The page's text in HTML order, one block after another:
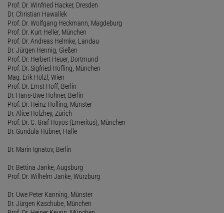
Prof. Dr. Winfried Hacker, Dresden
Dr. Christian Hawallek
Prof. Dr. Wolfgang Heckmann, Magdeburg
Prof. Dr. Kurt Heller, München
Prof. Dr. Andreas Helmke, Landau
Dr. Jürgen Hennig, Gießen
Prof. Dr. Herbert Heuer, Dortmund
Prof. Dr. Sigfried Höfling, München
Mag. Erik Hölzl, Wien
Prof. Dr. Ernst Hoff, Berlin
Dr. Hans-Uwe Hohner, Berlin
Prof. Dr. Heinz Holling, Münster
Dr. Alice Holzhey, Zürich
Prof. Dr. C. Graf Hoyos (Emeritus), München
Dr. Gundula Hübner, Halle
Dr. Marin Ignatov, Berlin
Dr. Bettina Janke, Augsburg
Prof. Dr. Wilhelm Janke, Würzburg
Dr. Uwe Peter Kanning, Münster
Dr. Jürgen Kaschube, München